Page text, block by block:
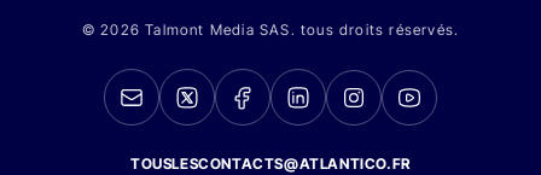
© 2026 Talmont Media SAS. tous droits réservés.
TOUSLESCONTACTS@ATLANTICO.FR